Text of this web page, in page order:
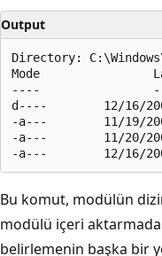
Output
Directory:
Mode
----
d----        12/16/
-a---        11/19/
-a---        11/20/
Bu komut, modülün
modülü içeri
belirlemenin başka bir